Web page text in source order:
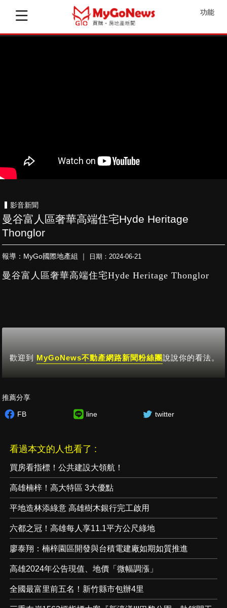
功能
影音新聞
曼谷富人區奢華高端住宅Hyde Heritage
Thonglor
報導：MyGo國際地產組 ｜ 日期：2024-06-21
曼谷富人區奢華高端住宅Hyde Heritage Thonglor
歡迎到 MyGoNews不動產網路新聞粉絲團說說你的看法。
推薦分享
FB line twitter
看過本文的人也看了 :
買房看指標！公共建設大領航！
高雄楠梓！高大特區 3大優點
平地造林添綠意 高雄樹木銀行完工啟用
六都之冠！高雄每人享11.1平方公尺綠地
廖泰翔：楠梓園區開發與台積電建廠如期如質推進
高雄2024年公告現值、地價「微幅調漲」
全國最富里前五名！新竹縣市包辦4里